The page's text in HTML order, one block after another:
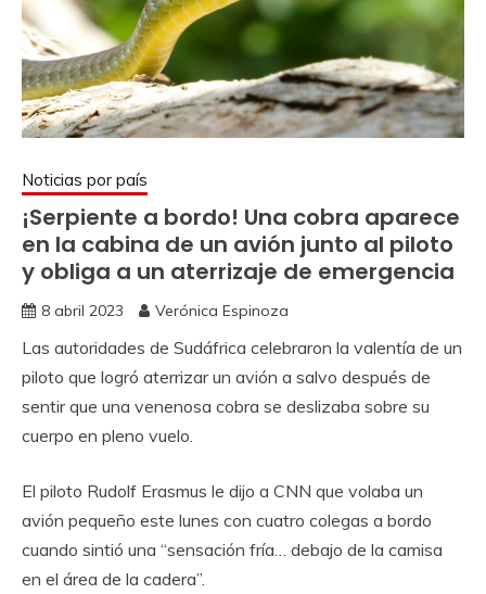
Noticias por país
¡Serpiente a bordo! Una cobra aparece
en la cabina de un avión junto al piloto
y obliga a un aterrizaje de emergencia
8 abril 2023 Verónica Espinoza
Las autoridades de Sudáfrica celebraron la valentía de un
piloto que logró aterrizar un avión a salvo después de
sentir que una venenosa cobra se deslizaba sobre su
cuerpo en pleno vuelo.
El piloto Rudolf Erasmus le dijo a CNN que volaba un
avión pequeño este lunes con cuatro colegas a bordo
cuando sintió una “sensación fría… debajo de la camisa
en el área de la cadera”.